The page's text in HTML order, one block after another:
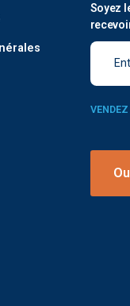
Soyez